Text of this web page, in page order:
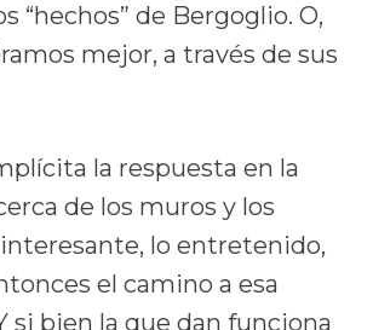
“hechos” de Bergoglio. O,
mejor, a través de sus
la respuesta en la
de los muros y los
lo entretenido,
el camino a esa
si bien la que dan funciona